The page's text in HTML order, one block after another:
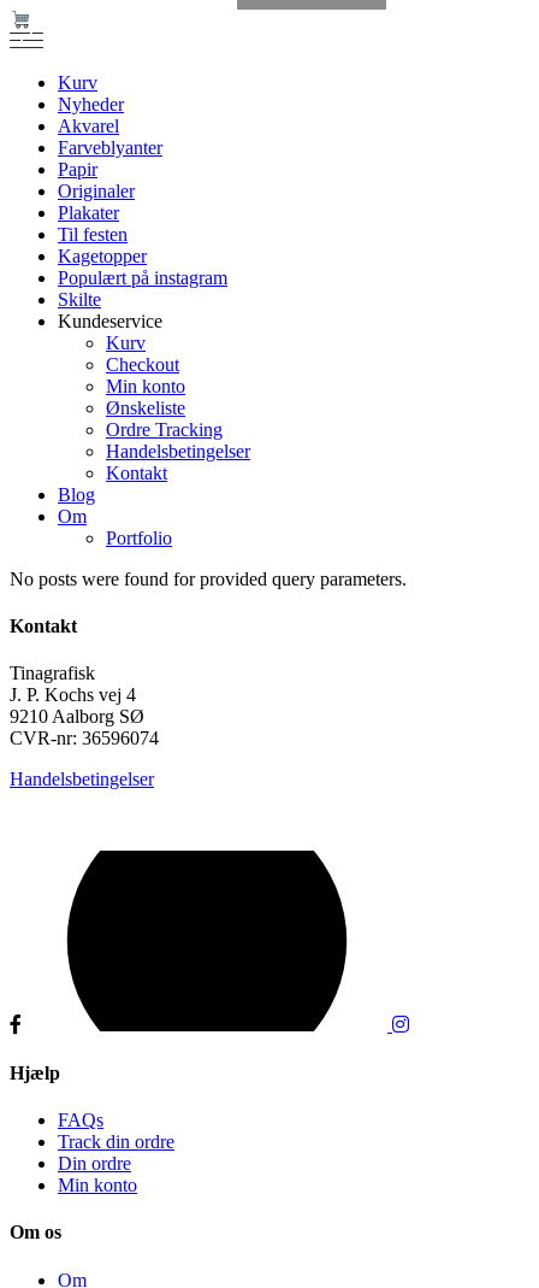
Kurv
Nyheder
Akvarel
Farveblyanter
Papir
Originaler
Plakater
Til festen
Kagetopper
Populært på instagram
Skilte
Kundeservice
Kurv
Checkout
Min konto
Ønskeliste
Ordre Tracking
Handelsbetingelser
Kontakt
Blog
Om
Portfolio
No posts were found for provided query parameters.
Kontakt
Tinagrafisk
J. P. Kochs vej 4
9210 Aalborg SØ
CVR-nr: 36596074
Handelsbetingelser
Hjælp
FAQs
Track din ordre
Din ordre
Min konto
Om os
Om